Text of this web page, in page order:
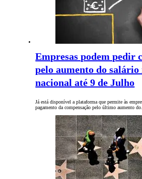
Empresas podem pedir
pelo aumento do
nacional até 9 de Julho
Já está disponível a plataforma que permite às
pagamento da compensação pelo último aumento